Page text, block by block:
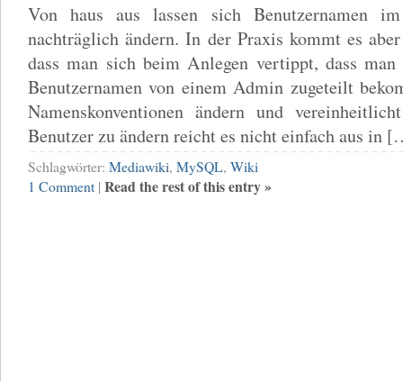
Von haus aus lassen sich Benutzernamen
nachträglich ändern. In der Praxis kommt es
dass man sich beim Anlegen vertippt, dass man
Benutzernamen von einem Admin zugeteilt
Namenskonventionen ändern und
Benutzer zu ändern reicht es nicht einfach aus in
Schlagwörter: Mediawiki, MySQL, Wiki
1 Comment | Read the rest of this entry »